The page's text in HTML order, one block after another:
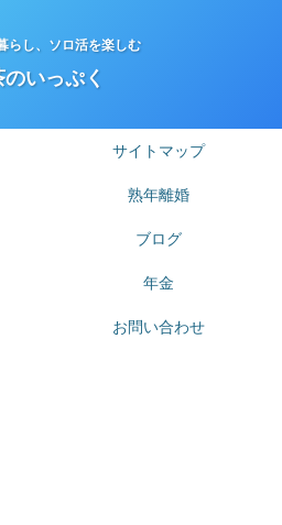
らし、ソロ活を楽しむ
のいっぷく
サイトマップ
熟年離婚
ブログ
年金
お問い合わせ